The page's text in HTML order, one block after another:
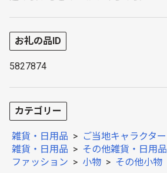
お礼の品ID
5827874
カテゴリー
雑貨・日用品 > ご当地キャラクター
雑貨・日用品 > その他雑貨・日用品
ファッション > 小物 > その他小物